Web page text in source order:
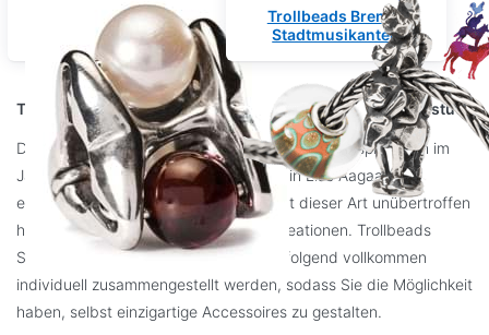
Universal Trollbeads
Trollbeads Bremer
Stadtmusikanten
Trollbeads Schmuck - die ganze Welt in einem Schmuckstück
Dieses ganz besondere Schmucksystem, das ursprünglich im
Jahr 1976 von der dänischen Designerin Lise Aagaard
entworfen wurde, ist als erstes Produkt dieser Art unübertroffen
hinsichtlich Qualität und Vielfalt der Kreationen. Trollbeads
Schmuck kann dem Baukastenprinzip folgend vollkommen
individuell zusammengestellt werden, sodass Sie die Möglichkeit
haben, selbst einzigartige Accessoires zu gestalten.